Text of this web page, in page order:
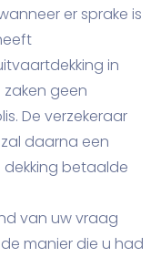
er sprake is
in
geen
De verzekeraar
daarna een
betaalde
van uw vraag
manier die u had